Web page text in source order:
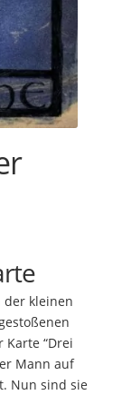
kleinen
“Drei
Mann auf
Nun sind sie